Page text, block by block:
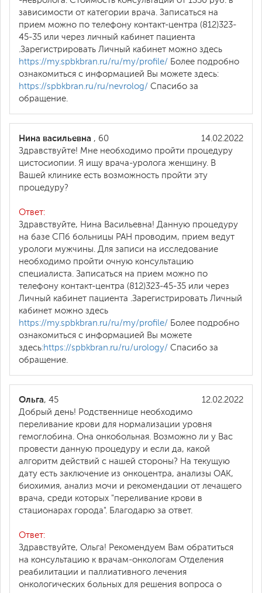
зависимости от категории врача. Записаться на
прием можно по телефону контакт-центра (812)323-
45-35 или через личный кабинет пациента
.Зарегистрировать Личный кабинет можно здесь
https://my.spbkbran.ru/ru/my/profile/ Более подробно
ознакомиться с информацией Вы можете здесь:
https://spbkbran.ru/ru/nevrolog/ Спасибо за
обращение.
14.02.2022
Нина васильевна , 60
Здравствуйте! Мне необходимо пройти процедуру
цистосиопии. Я ищу врача-уролога женщину. В
Вашей клинике есть возможность пройти эту
процедуру?
Ответ:
Здравствуйте, Нина Васильевна! Данную процедуру
на базе СПб больницы РАН проводим, прием ведут
урологи мужчины. Для записи на исследование
необходимо пройти очную консультацию
специалиста. Записаться на прием можно по
телефону контакт-центра (812)323-45-35 или через
Личный кабинет пациента .Зарегистрировать Личный
кабинет можно здесь
https://my.spbkbran.ru/ru/my/profile/ Более подробно
ознакомиться с информацией Вы можете
здесь:https://spbkbran.ru/ru/urology/ Спасибо за
обращение.
12.02.2022
Ольга, 45
Добрый день! Родственнице необходимо
переливание крови для нормализации уровня
гемоглобина. Она онкобольная. Возможно ли у Вас
провести данную процедуру и если да, какой
алгоритм действий с нашей стороны? На текущую
дату есть заключение из онкоцентра, анализы ОАК,
биохимия, анализ мочи и рекомендации от лечащего
врача, среди которых "переливание крови в
стационарах города". Благодарю за ответ.
Ответ:
Здравствуйте, Ольга! Рекомендуем Вам обратиться
на консультацию к врачам-онкологам Отделения
реабилитации и паллиативного лечения
онкологических больных для решения вопроса о